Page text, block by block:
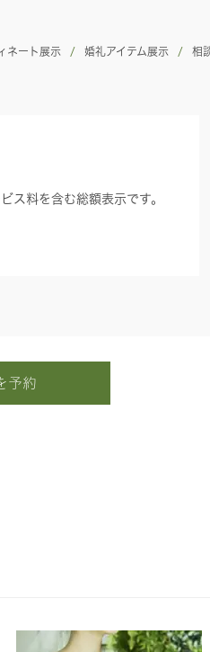
ネート展示 婚礼アイテム展示 相
ス料を含む総額表示です。
予約